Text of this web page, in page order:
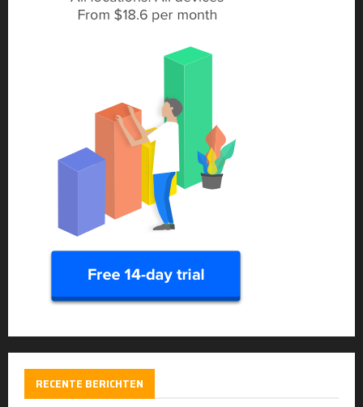
RECENTE BERICHTEN